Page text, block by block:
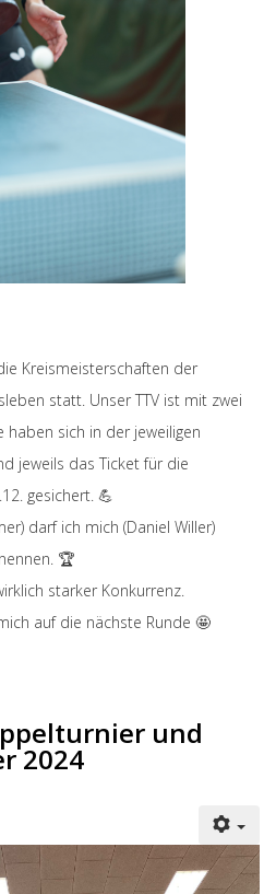
Kreismeisterschaften der
statt. Unser TTV ist mit zwei
sich in der jeweiligen
jeweils das Ticket für die
gesichert. 💪
darf ich mich (Daniel Willer)
🏆
starker Konkurrenz.
auf die nächste Runde 🤩
und
2024